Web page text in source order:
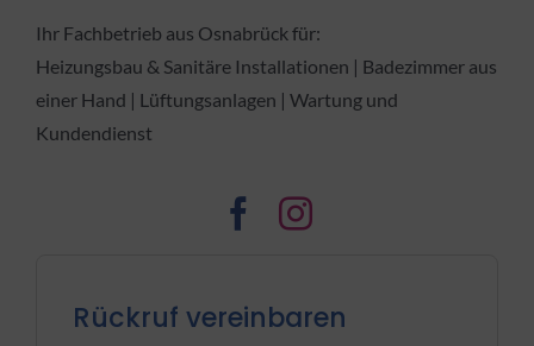
Ihr Fachbetrieb aus Osnabrück für:
Heizungsbau & Sanitäre Installationen | Badezimmer aus
einer Hand | Lüftungsanlagen | Wartung und
Kundendienst
Rückruf vereinbaren